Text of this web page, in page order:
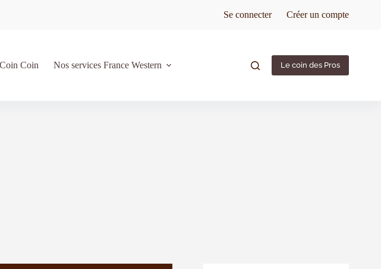
Se connecter Créer un compte
Coin Nos services France Western Le coin des Pros